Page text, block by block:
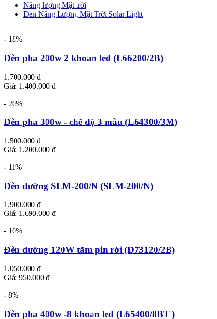
Năng lượng Mặt trời
Đèn Năng Lượng Mặt Trời Solar Light
- 18%
Đèn pha 200w 2 khoan led (L66200/2B)
1.700.000 đ
Giá: 1.400.000 đ
- 20%
Đèn pha 300w - chế độ 3 màu (L64300/3M)
1.500.000 đ
Giá: 1.200.000 đ
- 11%
Đèn đường SLM-200/N (SLM-200/N)
1.900.000 đ
Giá: 1.690.000 đ
- 10%
Đèn đường 120W tấm pin rời (D73120/2B)
1.050.000 đ
Giá: 950.000 đ
- 8%
Đèn pha 400w -8 khoan led (L65400/8BT )